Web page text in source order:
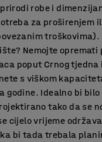
prirodi robe i
za proširenjem
Nemojte opremati
poput Crnog tjedna
s viškom
godine. Idealno bi bilo
tako da se
cijelo vrijeme
bi tada trebala